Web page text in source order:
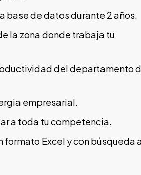
base de datos durante 2 años.
la zona donde trabaja tu
del departamento
empresarial.
a toda tu competencia.
Excel y con búsqueda